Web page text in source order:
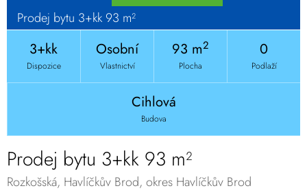
Prodej bytu 3+kk 93 m²
3+kk
Dispozice
Osobní
Vlastnictví
93 m2
Plocha
0
Podlaží
Cihlová
Budova
Prodej bytu 3+kk 93 m²
Rozkošská, Havlíčkův Brod, okres Havlíčkův Brod